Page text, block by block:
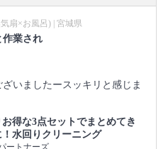
扇×お風呂) | 宮城県
作業され
いましたースッキリと感じま
得な3点セットでまとめてき
水回りクリーニング
ートナーズ